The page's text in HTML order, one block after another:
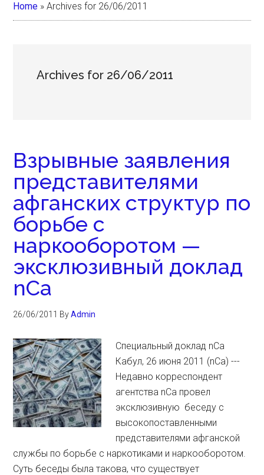
Home »Archives for 26/06/2011
Archives for 26/06/2011
Взрывные заявления
представителями
афганских структур по
борьбе с
наркооборотом —
эксклюзивный доклад
nCa
26/06/2011 ByAdmin
Специальный доклад nCa
Кабул, 26 июня 2011 (nCa) ---
Недавно корреспондент
агентства nCa провел
эксклюзивную беседу с
высокопоставленными
представителями афганской
службы по борьбе с наркотиками и наркооборотом.
Суть беседы была такова, что существует